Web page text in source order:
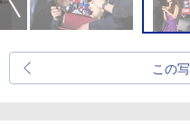
この